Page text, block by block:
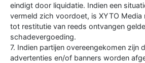
eindigt door liquidatie. Indien een
vermeld zich voordoet, is XYTO Media
tot restitutie van reeds ontvangen
schadevergoeding.
7. Indien partijen overeengekomen zijn
advertenties en/of banners worden